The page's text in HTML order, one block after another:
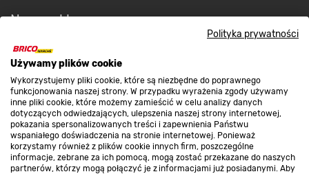
Polityka prywatności
Używamy plików cookie
Wykorzystujemy pliki cookie, które są niezbędne do poprawnego
funkcjonowania naszej strony. W przypadku wyrażenia zgody używamy
inne pliki cookie, które możemy zamieścić w celu analizy danych
dotyczących odwiedzających, ulepszenia naszej strony internetowej,
pokazania spersonalizowanych treści i zapewnienia Państwu
wspaniałego doświadczenia na stronie internetowej. Ponieważ
korzystamy również z plików cookie innych firm, poszczególne
informacje, zebrane za ich pomocą, mogą zostać przekazane do naszych
partnerów, którzy mogą połączyć je z informacjami już posiadanymi. Aby
Nasze sklepy
O nas
Kontakt do sklepu
Strefa biznesu